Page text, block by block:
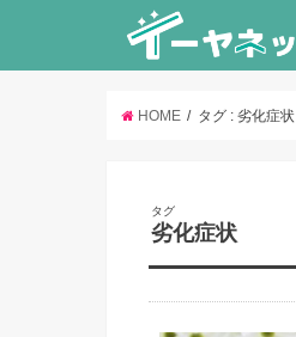
HOME タグ : 劣化症状
タグ
劣化症状